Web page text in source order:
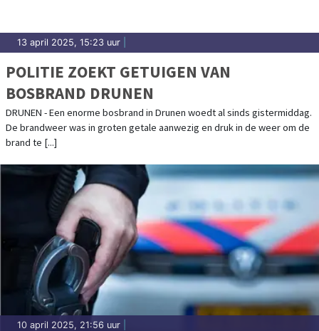
13 april 2025, 15:23 uur
POLITIE ZOEKT GETUIGEN VAN
BOSBRAND DRUNEN
DRUNEN - Een enorme bosbrand in Drunen woedt al sinds gistermiddag.
De brandweer was in groten getale aanwezig en druk in de weer om de
brand te [...]
10 april 2025, 21:56 uur